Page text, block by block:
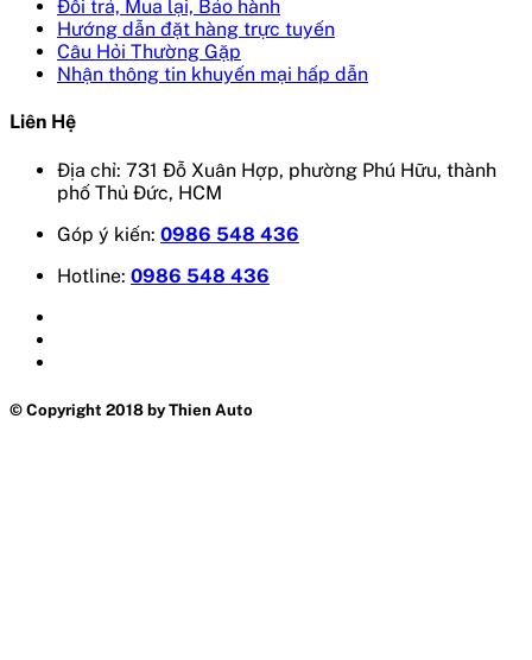
Đổi trả, Mua lại, Bảo hành
Hướng dẫn đặt hàng trực tuyến
Câu Hỏi Thường Gặp
Nhận thông tin khuyến mại hấp dẫn
Liên Hệ
Địa chỉ: 731 Đỗ Xuân Hợp, phường Phú Hữu, thành
phố Thủ Đức, HCM
Góp ý kiến: 0986 548 436
Hotline: 0986 548 436
© Copyright 2018 by Thien Auto